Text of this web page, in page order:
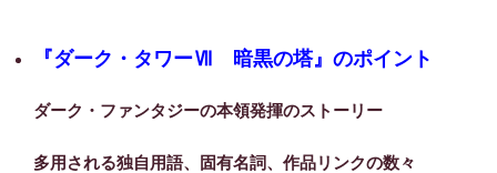
『ダーク・タワーⅦ 暗黒の塔』のポイント
ダーク・ファンタジーの本領発揮のストーリー
多用される独自用語、固有名詞、作品リンクの数々